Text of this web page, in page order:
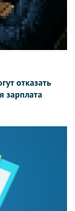
отказать
зарплата